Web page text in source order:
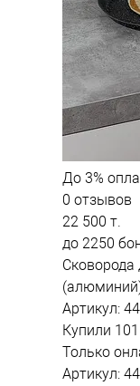
До 3%
0 отзывов
22 500 т.
до 2250
Сковорода
Артикул:
Купили
Только
Артикул: